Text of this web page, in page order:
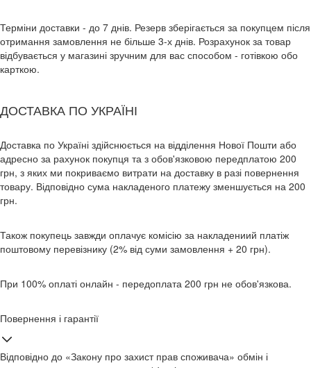
Терміни доставки - до 7 днів. Резерв зберігається за покупцем після
отримання замовлення не більше 3-х днів. Розрахунок за товар
відбувається у магазині зручним для вас способом - готівкою обо
карткою.
ДОСТАВКА ПО УКРАЇНІ
Доставка по Україні здійснюється на відділення Нової Пошти або
адресно за рахунок покупця та з обов'язковою передплатою 200
грн, з яких ми покриваємо витрати на доставку в разі повернення
товару. Відповідно сума накладеного платежу зменшується на 200
грн.
Також покупець завжди оплачує комісію за накладениий платіж
поштовому перевізнику (2% від суми замовлення + 20 грн).
При 100% оплаті онлайн - передоплата 200 грн не обов'язкова.
Повернення і гарантії
Відповідно до «Закону про захист прав споживача» обмін і